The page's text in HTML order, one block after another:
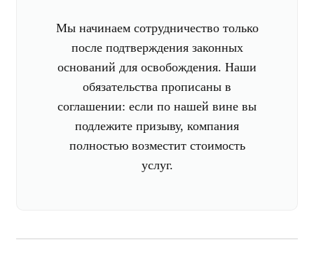
Мы начинаем сотрудничество только
после подтверждения законных
оснований для освобождения. Наши
обязательства прописаны в
соглашении: если по нашей вине вы
подлежите призыву, компания
полностью возместит стоимость
услуг.